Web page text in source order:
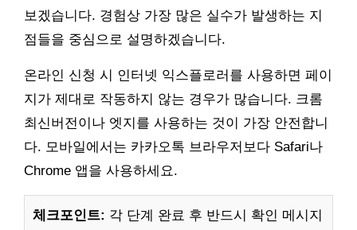
보겠습니다. 경험상 가장 많은 실수가 발생하는 지
점들을 중심으로 설명하겠습니다.
온라인 신청 시 인터넷 익스플로러를 사용하면 페이
지가 제대로 작동하지 않는 경우가 많습니다. 크롬
최신버전이나 엣지를 사용하는 것이 가장 안전합니
다. 모바일에서는 카카오톡 브라우저보다 Safari나
Chrome 앱을 사용하세요.
체크포인트: 각 단계 완료 후 반드시 확인 메시지